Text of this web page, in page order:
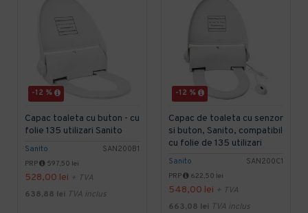
-12 %
Sanito SAN200B1
Capac toaleta cu buton - cu
folie 135 utilizari Sanito
PRP 597,50 lei
528,00 lei + TVA
638,88 lei TVA inclus
-12 %
Sanito SAN200C1
Capac de toaleta cu senzor
si buton, Sanito, compatibil
cu folie de 135 utilizari
PRP 622,50 lei
548,00 lei + TVA
663,08 lei TVA inclus